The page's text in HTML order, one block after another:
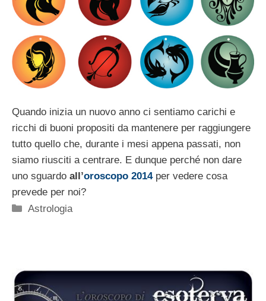
Quando inizia un nuovo anno ci sentiamo carichi e
ricchi di buoni propositi da mantenere per raggiungere
tutto quello che, durante i mesi appena passati, non
siamo riusciti a centrare. E dunque perché non dare
uno sguardo all’oroscopo 2014per vedere cosa
prevede per noi?
Categorie
Astrologia